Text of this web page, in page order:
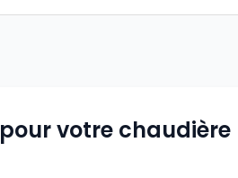
pour votre chaudière